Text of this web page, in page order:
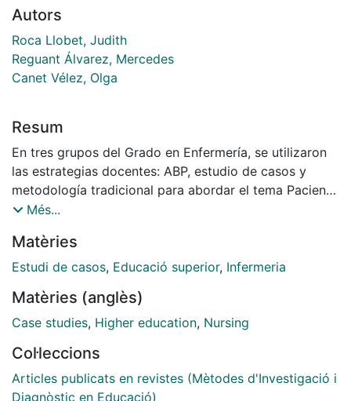
Autors
Roca Llobet, Judith
Reguant Álvarez, Mercedes
Canet Vélez, Olga
Resum
En tres grupos del Grado en Enfermería, se utilizaron
las estrategias docentes: ABP, estudio de casos y
metodología tradicional para abordar el tema Paciente
oncológico. Presentamos una prueba de rendimiento,
competencias, incluyendo desde la asimilación de
conceptos, su reflexión teórica, expresión de posibles
actuación enfermera concreta, así como sus
resultados y la comparación metodológica.
Més...
Matèries
Estudi de casos, Educació superior, Infermeria
Matèries (anglès)
Case studies, Higher education, Nursing
Col·leccions
Articles publicats en revistes (Mètodes d'Investigació i
Diagnòstic en Educació)